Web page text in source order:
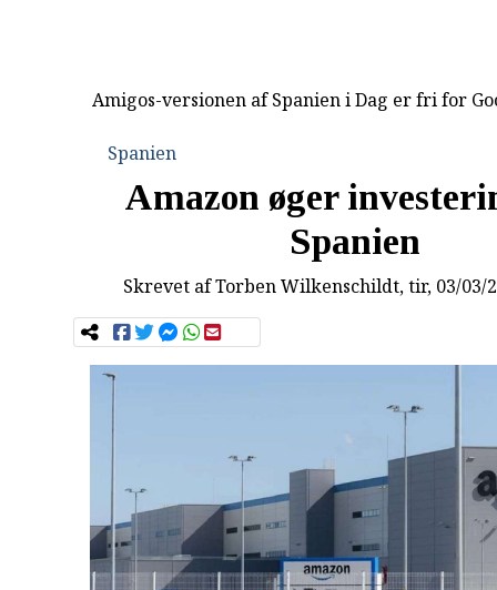
Amigos-versionen af Spanien i Dag er fri for
Spanien
Amazon øger
Spanien
Skrevet afTorben Wilkenschildt, tir, 03/03/